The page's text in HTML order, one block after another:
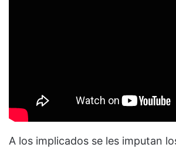
A los implicados se les imputan